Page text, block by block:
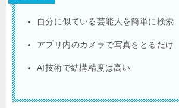
自分に似ている芸能人を簡単に検索
アプリ内のカメラで写真をとるだけ
AI技術で結構精度は高い